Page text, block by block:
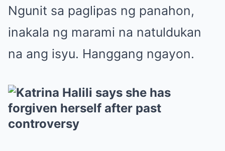
Ngunit sa paglipas ng panahon,
inakala ng marami na natuldukan
na ang isyu. Hanggang ngayon.